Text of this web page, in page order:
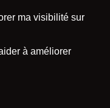
ma visibilité sur
à améliorer